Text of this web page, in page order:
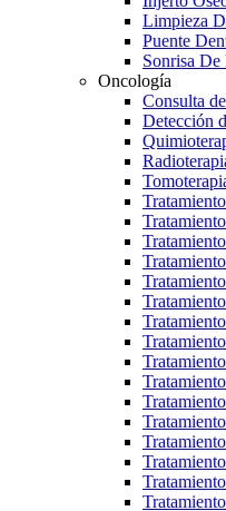
Limpieza
Puente
Sonrisa
Oncología
Consulta
Detección